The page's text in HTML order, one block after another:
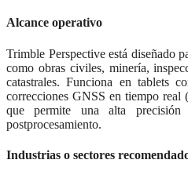
Alcance operativo
Trimble Perspective está diseñado
como obras civiles, minería,
catastrales. Funciona en tablets
correcciones GNSS en tiempo
que permite una alta
postprocesamiento.
Industrias o sectores